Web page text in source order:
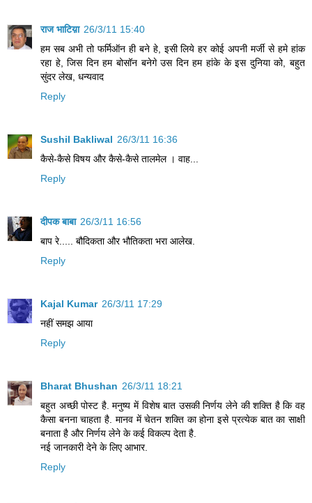
राज भाटिय़ा 26/3/11 15:40
हम सब अभी तो फर्मिऑन ही बने हे, इसी लिये हर कोई अपनी मर्जी से हमे हांक
रहा हे, जिस दिन हम बोसॉन बनेगे उस दिन हम हांके के इस दुनिया को, बहुत
सुंदर लेख, धन्यवाद
Reply
Sushil Bakliwal 26/3/11 16:36
कैसे-कैसे विषय और कैसे-कैसे तालमेल । वाह...
Reply
दीपक बाबा 26/3/11 16:56
बाप रे..... बौदिकता और भौतिकता भरा आलेख.
Reply
Kajal Kumar 26/3/11 17:29
नहीं समझ आया
Reply
Bharat Bhushan 26/3/11 18:21
बहुत अच्छी पोस्ट है. मनुष्य में विशेष बात उसकी निर्णय लेने की शक्ति है कि वह
कैसा बनना चाहता है. मानव में चेतन शक्ति का होना इसे प्रत्येक बात का साक्षी
बनाता है और निर्णय लेने के कई विकल्प देता है.
नई जानकारी देने के लिए आभार.
Reply